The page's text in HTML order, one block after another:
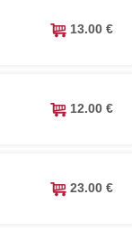
13.00 €
12.00 €
23.00 €